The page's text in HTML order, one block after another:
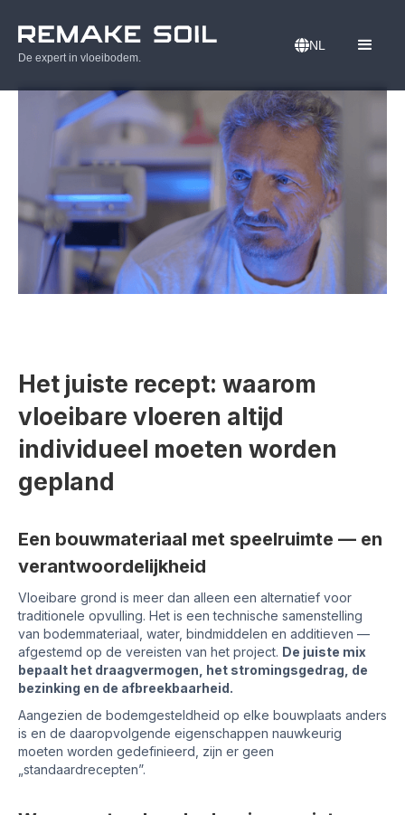
De expert in vloeibodem.
NL
Het juiste recept: waarom
vloeibare vloeren altijd
individueel moeten worden
gepland
Een bouwmateriaal met speelruimte — en
verantwoordelijkheid
Vloeibare grond is meer dan alleen een alternatief voor
traditionele opvulling. Het is een technische samenstelling
van bodemmateriaal, water, bindmiddelen en additieven —
afgestemd op de vereisten van het project. De juiste mix
bepaalt het draagvermogen, het stromingsgedrag, de
bezinking en de afbreekbaarheid.
Aangezien de bodemgesteldheid op elke bouwplaats anders
is en de daaropvolgende eigenschappen nauwkeurig
moeten worden gedefinieerd, zijn er geen
„standaardrecepten”.